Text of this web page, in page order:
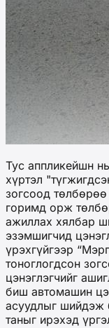
Тус аппликейшн
хүртэл
зогсоод
горимд орж
ажиллах хялбар
эзэмшигчид
үрэхгүйгээр
тоноглогдсон
цэнэглэгчийг
биш автомашин
асуудлыг шийдэж
таныг ирэхэд